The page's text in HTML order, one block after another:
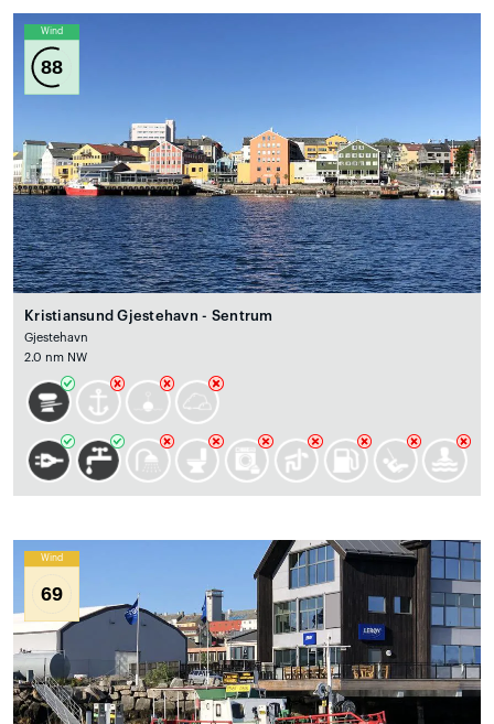
Wind
88
Kristiansund Gjestehavn - Sentrum
Gjestehavn
2.0 nm NW
Wind
69